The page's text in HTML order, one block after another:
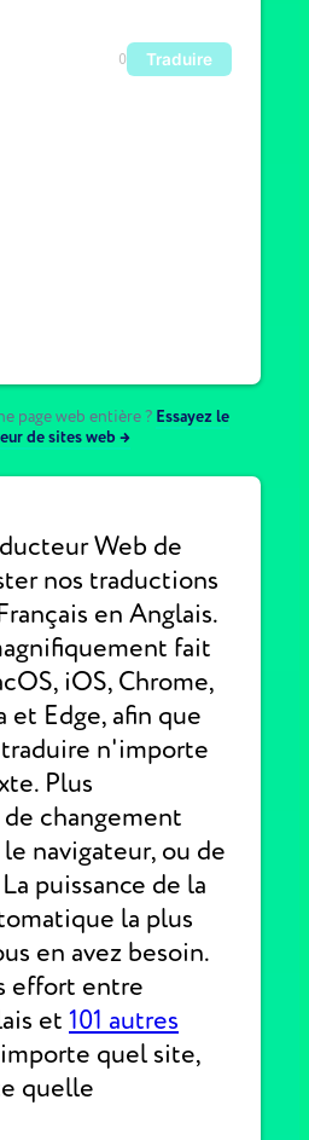
0 Traduire
page web entière ? Essayez le
de sites web →
Web de
nos traductions
en Anglais.
fait
iOS, Chrome,
et Edge, afin que
n'importe
Plus
changement
navigateur, ou de
puissance de la
la plus
en avez besoin.
effort entre
et 101 autres
quel site,
quelle